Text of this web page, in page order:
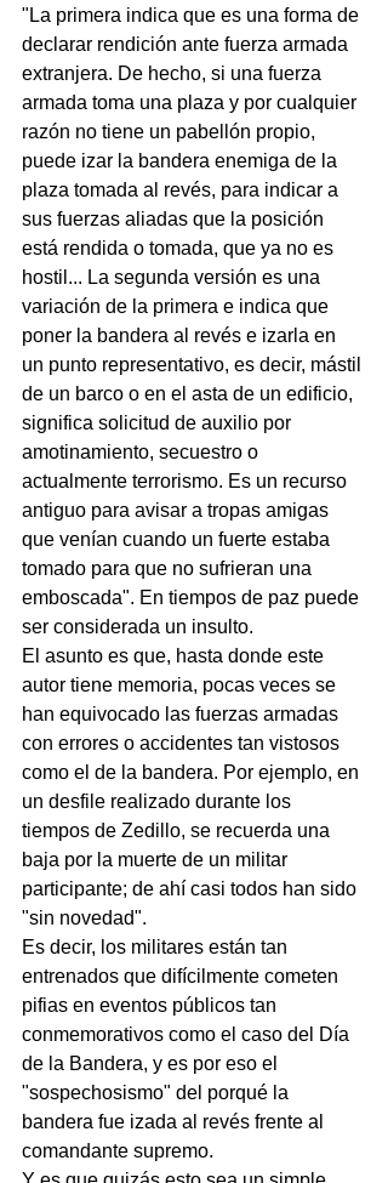
"La primera indica que es una forma de
declarar rendición ante fuerza armada
extranjera. De hecho, si una fuerza
armada toma una plaza y por cualquier
razón no tiene un pabellón propio,
puede izar la bandera enemiga de la
plaza tomada al revés, para indicar a
sus fuerzas aliadas que la posición
está rendida o tomada, que ya no es
hostil... La segunda versión es una
variación de la primera e indica que
poner la bandera al revés e izarla en
un punto representativo, es decir, mástil
de un barco o en el asta de un edificio,
significa solicitud de auxilio por
amotinamiento, secuestro o
actualmente terrorismo. Es un recurso
antiguo para avisar a tropas amigas
que venían cuando un fuerte estaba
tomado para que no sufrieran una
emboscada". En tiempos de paz puede
ser considerada un insulto.
El asunto es que, hasta donde este
autor tiene memoria, pocas veces se
han equivocado las fuerzas armadas
con errores o accidentes tan vistosos
como el de la bandera. Por ejemplo, en
un desfile realizado durante los
tiempos de Zedillo, se recuerda una
baja por la muerte de un militar
participante; de ahí casi todos han sido
"sin novedad".
Es decir, los militares están tan
entrenados que difícilmente cometen
pifias en eventos públicos tan
conmemorativos como el caso del Día
de la Bandera, y es por eso el
"sospechosismo" del porqué la
bandera fue izada al revés frente al
comandante supremo.